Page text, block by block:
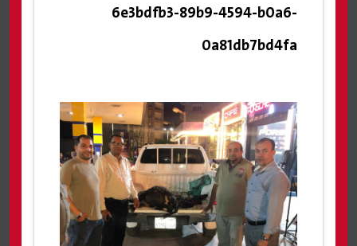
6e3bdfb3-89b9-4594-b0a6-
0a81db7bd4fa